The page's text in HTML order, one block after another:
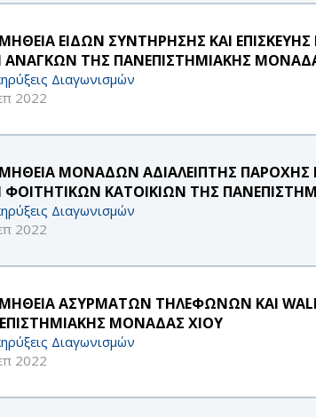
ΕΙΔΩΝ ΣΥΝΤΗΡΗΣΗΣ ΚΑΙ
ΤΗΣ ΠΑΝΕΠΙΣΤΗΜΙΑΚΗΣ
Διαγωνισμών
2022
ΜΟΝΑΔΩΝ ΑΔΙΑΛΕΙΠΤΗΣ
ΚΑΤΟΙΚΙΩΝ ΤΗΣ
Διαγωνισμών
2022
ΑΣΥΡΜΑΤΩΝ ΤΗΛΕΦΩΝΩΝ ΚΑΙ
ΜΟΝΑΔΑΣ ΧΙΟΥ
Διαγωνισμών
2022